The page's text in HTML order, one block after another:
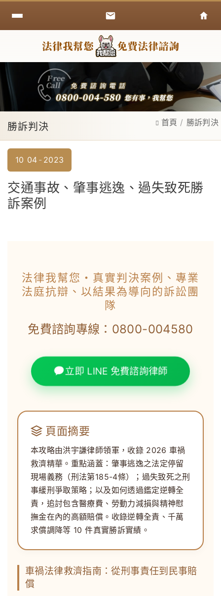
勝訴判決 首頁 勝訴判決
10 04 2023
交通事故、肇事逃逸、過失致死勝
訴案例
法律我幫您・真實判決案例、專業
法庭抗辯、以結果為導向的訴訟團
隊
免費諮詢專線：0800-004580
立即 LINE 免費諮詢律師
頁面摘要
本攻略由洪宇謙律師領軍，收錄 2026 車禍
救濟精華。重點涵蓋： 肇事逃逸之法定停留
現場義務（刑法第185-4條）； 過失致死之刑
事緩刑爭取策略；以及如何透過鑑定逆轉全
責，追討包含醫療費、勞動力減損與精神慰
撫金在內的高額賠償。收錄逆轉全責、千萬
求償調降等 10 件真實勝訴實績。
車禍法律救濟指南：從刑事責任到民事賠
償